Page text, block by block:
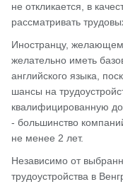
не откликается, в
рассматривать
Иностранцу,
желательно иметь
английского языка,
шансы на
квалифицированную
- большинство
не менее 2 лет.
Независимо от
трудоустройства в